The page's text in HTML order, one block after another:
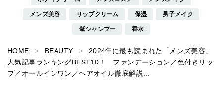
メンズ美容 リップクリーム 保湿 男子メイク
紫シャンプー 香水
HOME BEAUTY
2024年に最も読まれた「メンズ美容」
人気記事ランキングBEST10！ ファンデーション／色付きリッ
プ／オールインワン／ヘアオイル徹底解説...